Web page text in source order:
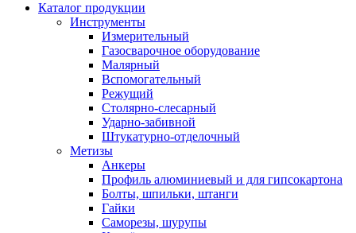
Каталог продукции
Инструменты
Измерительный
Газосварочное оборудование
Малярный
Вспомогательный
Режущий
Столярно-слесарный
Ударно-забивной
Штукатурно-отделочный
Метизы
Анкеры
Профиль алюминиевый и для гипсокартона
Болты, шпильки, штанги
Гайки
Саморезы, шурупы